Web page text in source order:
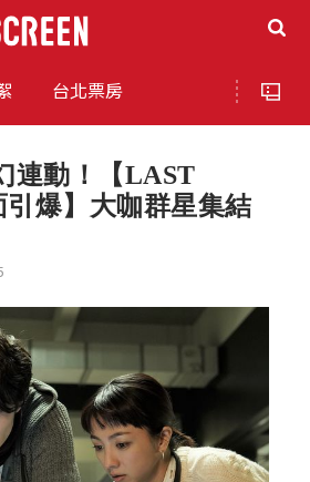
台北票房
連動！【LAST
爆】大咖群星集結